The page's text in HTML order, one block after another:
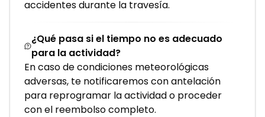
accidentes durante la travesía.
¿Qué pasa si el tiempo no es adecuado
para la actividad?
En caso de condiciones meteorológicas
adversas, te notificaremos con antelación
para reprogramar la actividad o proceder
con el reembolso completo.